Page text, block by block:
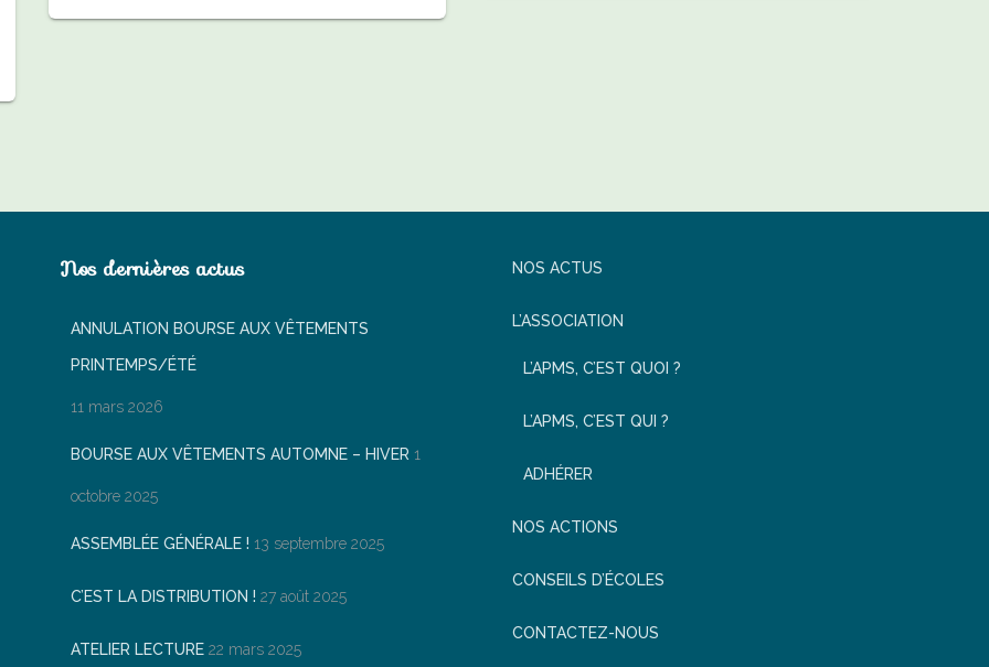
Nos dernières actus
ANNULATION BOURSE AUX VÊTEMENTS
PRINTEMPS/ÉTÉ
11 mars 2026
BOURSE AUX VÊTEMENTS AUTOMNE – HIVER 1
octobre 2025
ASSEMBLÉE GÉNÉRALE ! 13 septembre 2025
C’EST LA DISTRIBUTION ! 27 août 2025
ATELIER LECTURE 22 mars 2025
NOS ACTUS
L’ASSOCIATION
L’APMS, C’EST QUOI ?
L’APMS, C’EST QUI ?
ADHÉRER
NOS ACTIONS
CONSEILS D’ÉCOLES
CONTACTEZ-NOUS